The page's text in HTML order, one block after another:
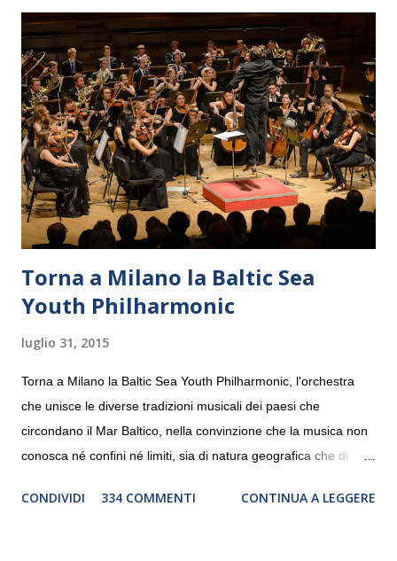
Torna a Milano la Baltic Sea
Youth Philharmonic
luglio 31, 2015
Torna a Milano la Baltic Sea Youth Philharmonic, l'orchestra
che unisce le diverse tradizioni musicali dei paesi che
circondano il Mar Baltico, nella convinzione che la musica non
conosca né confini né limiti, sia di natura geografica che di
debutterà il 10 settembre a Heiden, in Germania, e toccherà, in
CONDIVIDI 334 COMMENTI CONTINUA A LEGGERE